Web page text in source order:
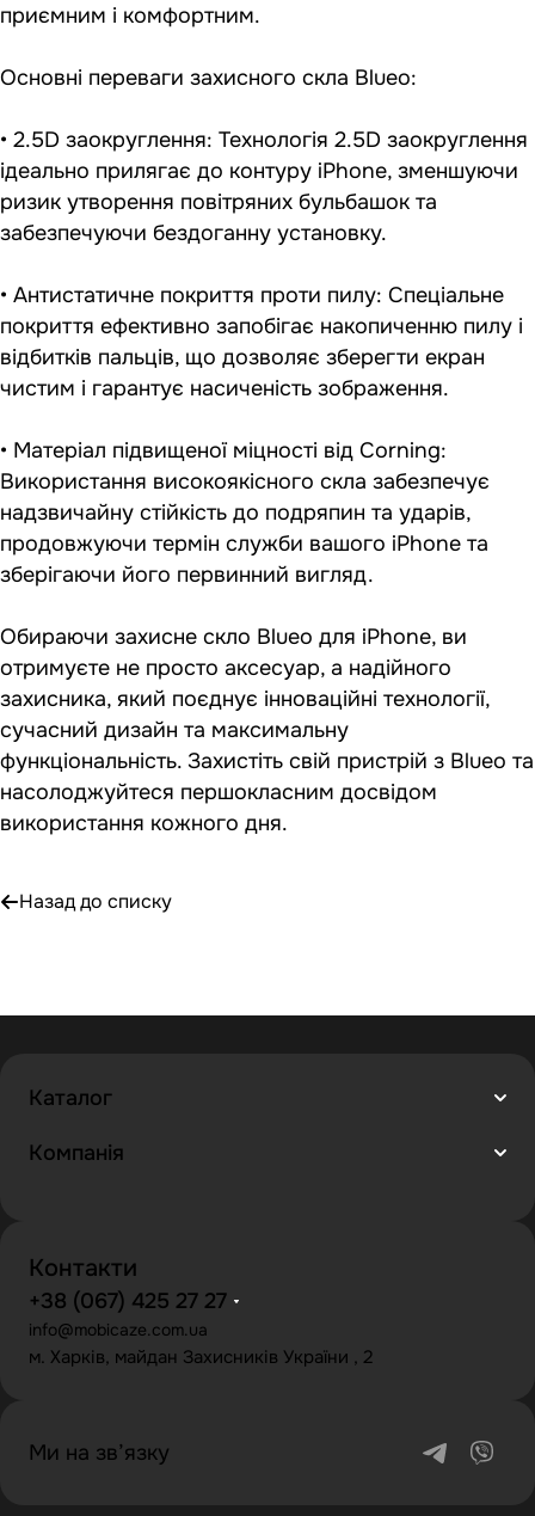
приємним і комфортним.
Основні переваги захисного скла Blueo:
• 2.5D заокруглення: Технологія 2.5D заокруглення
ідеально прилягає до контуру iPhone, зменшуючи
ризик утворення повітряних бульбашок та
забезпечуючи бездоганну установку.
• Антистатичне покриття проти пилу: Спеціальне
покриття ефективно запобігає накопиченню пилу і
відбитків пальців, що дозволяє зберегти екран
чистим і гарантує насиченість зображення.
• Матеріал підвищеної міцності від Corning:
Використання високоякісного скла забезпечує
надзвичайну стійкість до подряпин та ударів,
продовжуючи термін служби вашого iPhone та
зберігаючи його первинний вигляд.
Обираючи захисне скло Blueo для iPhone, ви
отримуєте не просто аксесуар, а надійного
захисника, який поєднує інноваційні технології,
сучасний дизайн та максимальну
функціональність. Захистіть свій пристрій з Blueo та
насолоджуйтеся першокласним досвідом
використання кожного дня.
Назад до списку
Каталог
Компанія
Контакти
+38 (067) 425 27 27
info@mobicaze.com.ua
м. Харків, майдан Захисників України , 2
Ми на зв’язку